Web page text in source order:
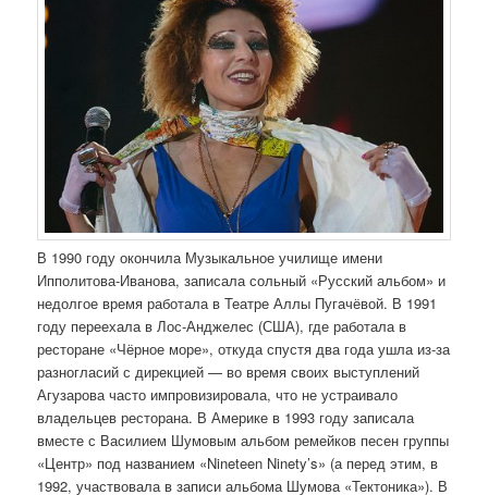
В 1990 году окончила Музыкальное училище имени
Ипполитова-Иванова, записала сольный «Русский альбом» и
недолгое время работала в Театре Аллы Пугачёвой. В 1991
году переехала в Лос-Анджелес (США), где работала в
ресторане «Чёрное море», откуда спустя два года ушла из-за
разногласий с дирекцией — во время своих выступлений
Агузарова часто импровизировала, что не устраивало
владельцев ресторана. В Америке в 1993 году записала
вместе с Василием Шумовым альбом ремейков песен группы
«Центр» под названием «Nineteen Ninety’s» (а перед этим, в
1992, участвовала в записи альбома Шумова «Тектоника»). В